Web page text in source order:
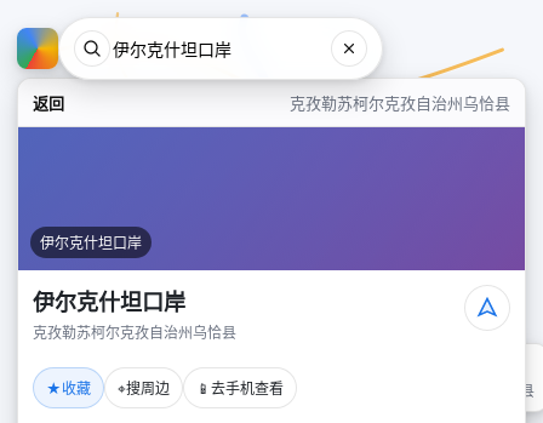
返回 克孜勒苏柯尔克孜自治州乌恰县
伊尔克什坦口岸
伊尔克什坦口岸
克孜勒苏柯尔克孜自治州乌恰县
★收藏 ⌖搜周边 📱 去手机查看 克孜勒苏柯尔克孜自治州乌恰县